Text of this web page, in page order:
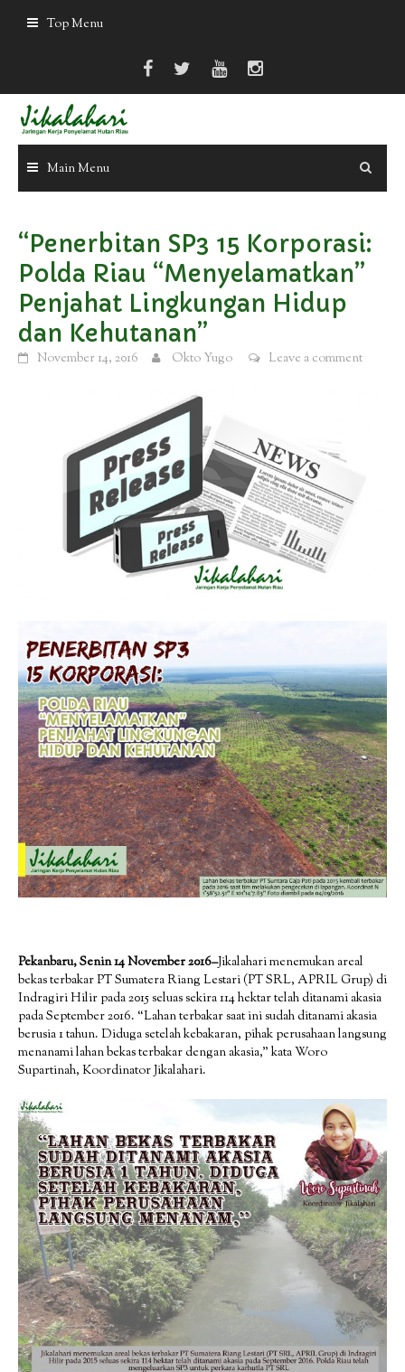
Top Menu
Main Menu
“Penerbitan SP3 15 Korporasi:
Polda Riau “Menyelamatkan”
Penjahat Lingkungan Hidup
dan Kehutanan”
November 14, 2016 Okto Yugo Leave a comment
Pekanbaru, Senin 14 November 2016–Jikalahari menemukan areal
bekas terbakar PT Sumatera Riang Lestari (PT SRL, APRIL Grup) di
Indragiri Hilir pada 2015 seluas sekira 114 hektar telah ditanami akasia
pada September 2016. “Lahan terbakar saat ini sudah ditanami akasia
berusia 1 tahun. Diduga setelah kebakaran, pihak perusahaan langsung
menanami lahan bekas terbakar dengan akasia,” kata Woro
Supartinah, Koordinator Jikalahari.